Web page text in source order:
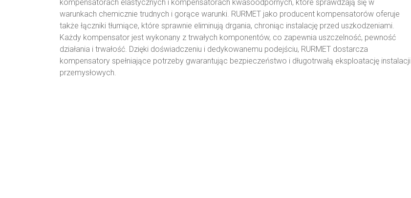
kompensatorach elastycznych i kompensatorach kwasoodpornych, które sprawdzają się w
warunkach chemicznie trudnych i gorące warunki. RURMET jako producent kompensatorów oferuje
także łączniki tłumiące, które sprawnie eliminują drgania, chroniąc instalację przed uszkodzeniami.
Każdy kompensator jest wykonany z trwałych komponentów, co zapewnia uszczelność, pewność
działania i trwałość. Dzięki doświadczeniu i dedykowanemu podejściu, RURMET dostarcza
kompensatory spełniające potrzeby gwarantując bezpieczeństwo i długotrwałą eksploatację instalacji
przemysłowych.